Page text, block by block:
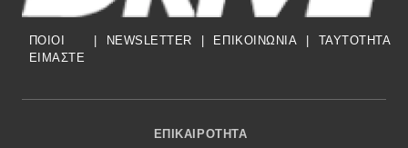
ΠΟΙΟΙ
ΕΙΜΑΣΤΕ
NEWSLETTER ΕΠΙΚΟΙΝΩΝΙΑ TAYTOTHTA
Footer Menu
ΕΠΙΚΑΙΡΌΤΗΤΑ